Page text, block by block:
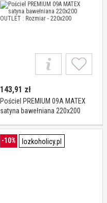
143,91 zł
Pościel PREMIUM 09A MATEX
satyna bawełniana 220x200
-10% lozkoholicy.pl